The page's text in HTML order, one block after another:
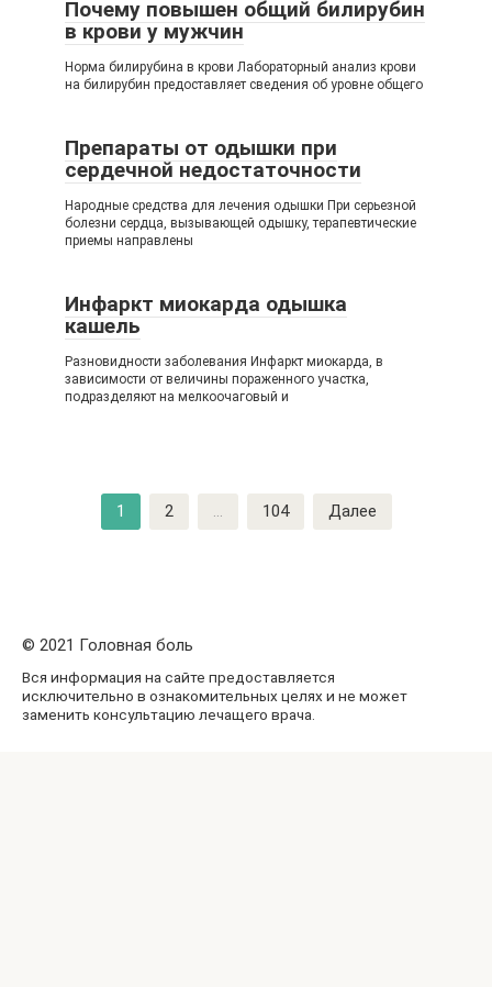
Почему повышен общий билирубин
в крови у мужчин
Норма билирубина в крови Лабораторный анализ крови
на билирубин предоставляет сведения об уровне общего
Препараты от одышки при
сердечной недостаточности
Народные средства для лечения одышки При серьезной
болезни сердца, вызывающей одышку, терапевтические
приемы направлены
Инфаркт миокарда одышка
кашель
Разновидности заболевания Инфаркт миокарда, в
зависимости от величины пораженного участка,
подразделяют на мелкоочаговый и
1 2 ... 104 Далее
© 2021 Головная боль
Вся информация на сайте предоставляется
исключительно в ознакомительных целях и не может
заменить консультацию лечащего врача.